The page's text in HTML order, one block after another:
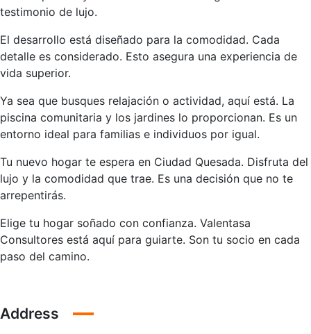
testimonio de lujo.
El desarrollo está diseñado para la comodidad. Cada
detalle es considerado. Esto asegura una experiencia de
vida superior.
Ya sea que busques relajación o actividad, aquí está. La
piscina comunitaria y los jardines lo proporcionan. Es un
entorno ideal para familias e individuos por igual.
Tu nuevo hogar te espera en Ciudad Quesada. Disfruta del
lujo y la comodidad que trae. Es una decisión que no te
arrepentirás.
Elige tu hogar soñado con confianza. Valentasa
Consultores está aquí para guiarte. Son tu socio en cada
paso del camino.
Address